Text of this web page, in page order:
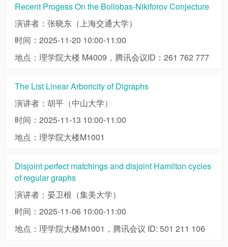
Recent Progess On the Bollobas-Nikiforov Conjecture
演讲者：张晓东（上海交通大学）
时间：2025-11-20 10:00-11:00
地点：理学院大楼 M4009，腾讯会议ID：261 762 777
The List Linear Arboricity of Digraphs
演讲者：胡平（中山大学）
时间：2025-11-13 10:00-11:00
地点：理学院大楼M1001
Disjoint perfect matchings and disjoint Hamilton cycles
of regular graphs
演讲者：晏卫根（集美大学）
时间：2025-11-06 10:00-11:00
地点：理学院大楼M1001，腾讯会议 ID: 501 211 106